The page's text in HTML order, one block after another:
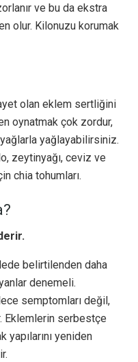
ve bu da ekstra
olur. Kilonuzu korumak
olan eklem sertliğini
oynatmak çok zordur,
yağlayabilirsiniz.
zeytinyağı, ceviz ve
chia tohumları.
belirtilenden daha
denemeli.
semptomları değil,
Eklemlerin serbestçe
yapılarını yeniden